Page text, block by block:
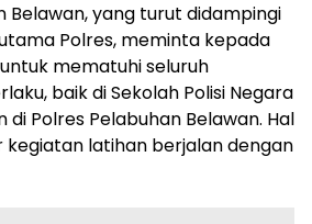
Belawan, yang turut didampingi
Polres, meminta kepada
mematuhi seluruh
baik di Sekolah Polisi Negara
di Polres Pelabuhan Belawan. Hal
kegiatan latihan berjalan dengan